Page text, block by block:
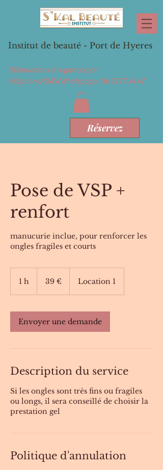
Institut de beauté - Port de Hyeres
Réservations en ligne ou par
téléphone/SMS/Whatspapp :06 21 77 54 47
Réservez
Pose de VSP +
renfort
manucurie inclue, pour renforcer les
ongles fragiles et courts
1 h 39 € Location 1
Envoyer une demande
Description du service
Si les ongles sont très fins ou fragiles
ou longs, il sera conseillé de choisir la
prestation gel
Politique d'annulation